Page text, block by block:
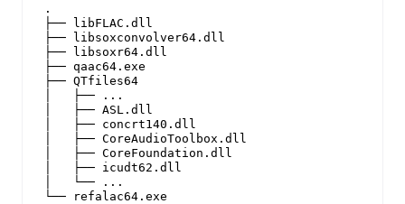
.
├── libFLAC.dll
├── libsoxconvolver64.dll
├── libsoxr64.dll
├── qaac64.exe
├── QTfiles64
│   ├── ...
│   ├── ASL.dll
│   ├── concrt140.dll
│   ├── CoreAudioToolbox.dll
│   ├── CoreFoundation.dll
│   ├── icudt62.dll
│   └── ...
└── refalac64.exe